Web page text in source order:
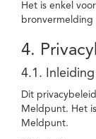
Het is enkel
4.
4.1. Inleiding
Dit
Meldpunt. Het
Meldpunt.